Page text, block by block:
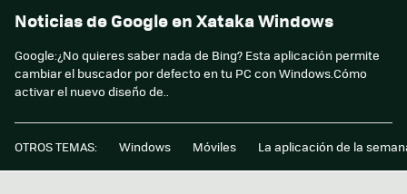
Noticias de Google en Xataka Windows
Google:¿No quieres saber nada de Bing? Esta aplicación permite
cambiar el buscador por defecto en tu PC con Windows.Cómo
activar el nuevo diseño de..
OTROS TEMAS: Windows Móviles La aplicación de la